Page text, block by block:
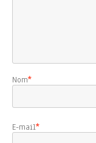
Nom*
E-mail*